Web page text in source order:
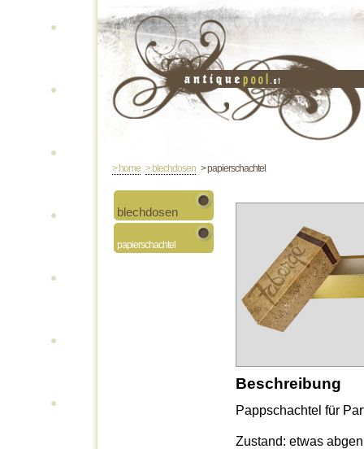
> home > blechdosen > papierschachtel
blechdosen
papierschachtel
Beschreibung
Pappschachtel für
Zustand: etwas